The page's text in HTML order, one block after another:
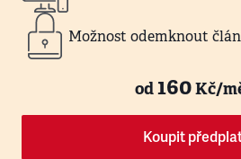
Možnost odemknout
od160Kč/
Koupit